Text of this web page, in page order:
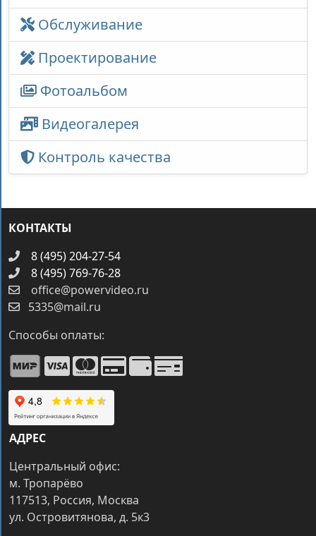
Обслуживание
Проектирование
Фотоальбом
Видеогалерея
Контроль качества
КОНТАКТЫ
8 (495) 204-27-54
8 (495) 769-76-28
office@powervideo.ru
5335@mail.ru
Способы оплаты:
АДРЕС
Центральный офис:
м. Тропарёво
117513, Россия, Москва
ул. Островитянова, д. 5к3